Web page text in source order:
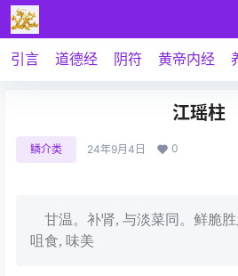
引言 道德经 阴符 黄帝内经
江瑶柱
鳞介类 24年9月4日 0
甘温。补肾, 与淡菜同。鲜脆
咀食, 味美